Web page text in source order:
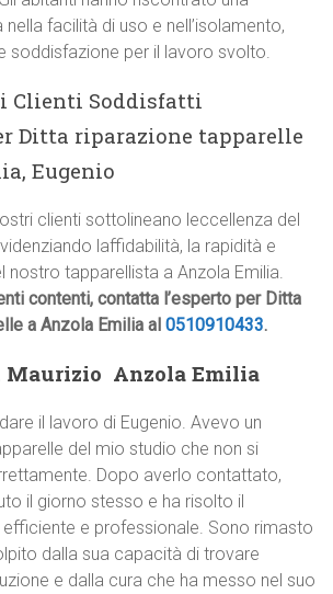
facilità di uso e nell’isolamento,
soddisfazione per il lavoro svolto.
Clienti Soddisfatti
Ditta riparazione tapparelle
Eugenio
clienti sottolineano leccellenza del
laffidabilità, la rapidità e
nostro tapparellista a Anzola Emilia.
contenti, contatta l’esperto per Ditta
a Anzola Emilia al0510910433.
Maurizio  Anzola Emilia
il lavoro di Eugenio. Avevo un
del mio studio che non si
Dopo averlo contattato,
il giorno stesso e ha risolto il
e professionale. Sono rimasto
dalla sua capacità di trovare
e dalla cura che ha messo nel suo